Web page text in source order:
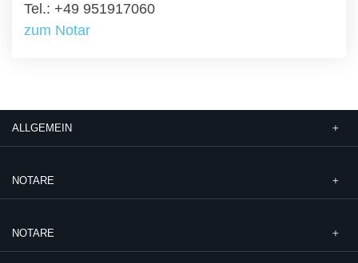
Tel.: +49 951917060
zum Notar
ALLGEMEIN
NOTARE
NOTARE